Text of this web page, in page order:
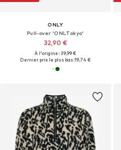
ONLY
Pull-over 'ONLTokyo'
32,90 €
À l'origine : 39,99 €
Dernier prix le plus bas :19,74 €